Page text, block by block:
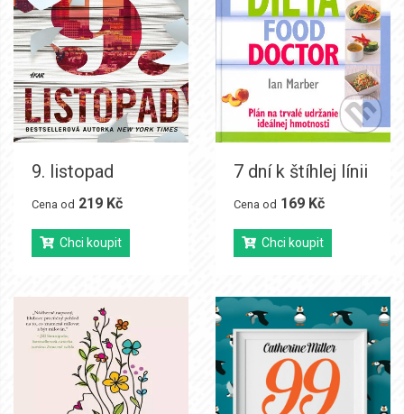
9. listopad
Cena od 219 Kč
Chci koupit
7 dní k štíhlej línii
Cena od 169 Kč
Chci koupit